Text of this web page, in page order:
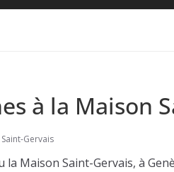
à la Maison
Gervais
la Maison Saint-Gervais, à